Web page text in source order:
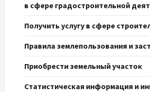
в сфере градостроительной
Получить услугу в сфере
Правила землепользования и
Приобрести земельный участок
Статистическая информация и